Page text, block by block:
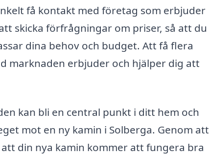
få kontakt med företag som erbjuder
skicka förfrågningar om priser, så att du
dina behov och budget. Att få flera
marknaden erbjuder och hjälper dig att
kan bli en central punkt i ditt hem och
mot en ny kamin i Solberga. Genom att
din nya kamin kommer att fungera bra